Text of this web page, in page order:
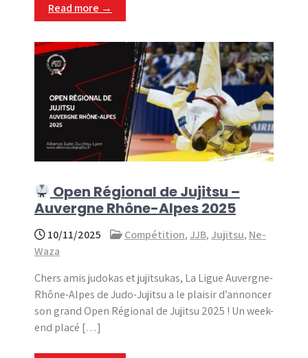
Read more →
Open Régional de Jujitsu –
Auvergne Rhône-Alpes 2025
10/11/2025 Compétition, JJB, Jujitsu, Ne-
Waza
Chers amis judokas et jujitsukas, La Ligue Auvergne-
Rhône-Alpes de Judo-Jujitsu a le plaisir d’annoncer
son grand Open Régional de Jujitsu 2025 ! Un week-
end placé […]